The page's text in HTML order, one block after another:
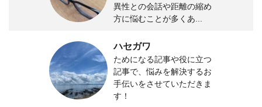
異性との会話や距離の縮め
方に悩むことが多くあ...
ハセガワ
ためになる記事や役に立つ
記事で、悩みを解決するお
手伝いをさせていただきま
す！